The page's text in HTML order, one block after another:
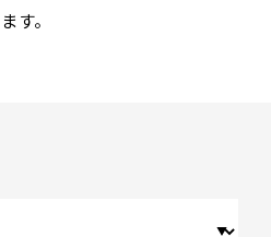
ます。